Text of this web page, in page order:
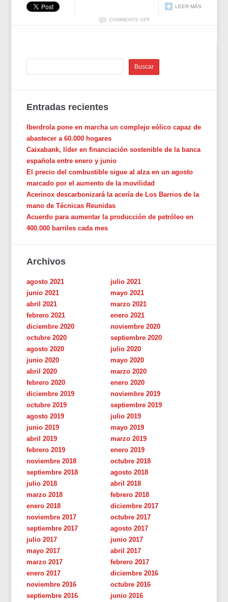
LEER MÁS
COMMENTS OFF
Entradas recientes
Iberdrola pone en marcha un complejo eólico capaz de
abastecer a 60.000 hogares
Caixabank, líder en financiación sostenible de la banca
española entre enero y junio
El precio del combustible sigue al alza en un agosto
marcado por el aumento de la movilidad
Acerinox descarbonizará la acería de Los Barrios de la
mano de Técnicas Reunidas
Acuerdo para aumentar la producción de petróleo en
400.000 barriles cada mes
Archivos
agosto 2021
julio 2021
junio 2021
mayo 2021
abril 2021
marzo 2021
febrero 2021
enero 2021
diciembre 2020
noviembre 2020
octubre 2020
septiembre 2020
agosto 2020
julio 2020
junio 2020
mayo 2020
abril 2020
marzo 2020
febrero 2020
enero 2020
diciembre 2019
noviembre 2019
octubre 2019
septiembre 2019
agosto 2019
julio 2019
junio 2019
mayo 2019
abril 2019
marzo 2019
febrero 2019
enero 2019
noviembre 2018
octubre 2018
septiembre 2018
agosto 2018
julio 2018
abril 2018
marzo 2018
febrero 2018
enero 2018
diciembre 2017
noviembre 2017
octubre 2017
septiembre 2017
agosto 2017
julio 2017
junio 2017
mayo 2017
abril 2017
marzo 2017
febrero 2017
enero 2017
diciembre 2016
noviembre 2016
octubre 2016
septiembre 2016
junio 2016